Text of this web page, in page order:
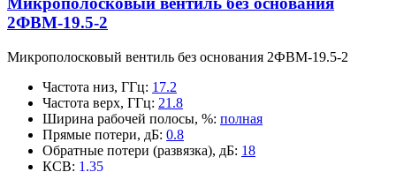
2ФВМ-19.5-2
Микрополосковый вентиль без основания 2ФВМ-19.5-2
Частота низ, ГГц: 17.2
Частота верх, ГГц: 21.8
Ширина рабочей полосы, %: полная
Прямые потери, дБ: 0.8
Обратные потери (развязка), дБ: 18
КСВ: 1.35